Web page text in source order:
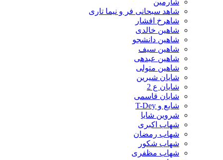
شارمین
شاهد سبحانی فر و نیما تاری
شاهرخ افشار
شاهین خالدی
شاهین دانشجو
شاهین سیف
شاهین عبدهی
شاهین متولی
شایان شیرین
شایان ع 2
شایان قاسمی
شایع و T-Dey
شروین شایا
شهاب اکبری
شهاب رمضان
شهاب شکور
شهاب مظفری